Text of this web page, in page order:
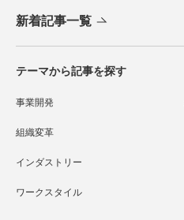
新着記事一覧
テーマから記事を探す
事業開発
組織変革
インダストリー
ワークスタイル